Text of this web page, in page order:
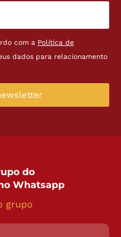
com a Política de
dados para relacionamento
do
Whatsapp
grupo